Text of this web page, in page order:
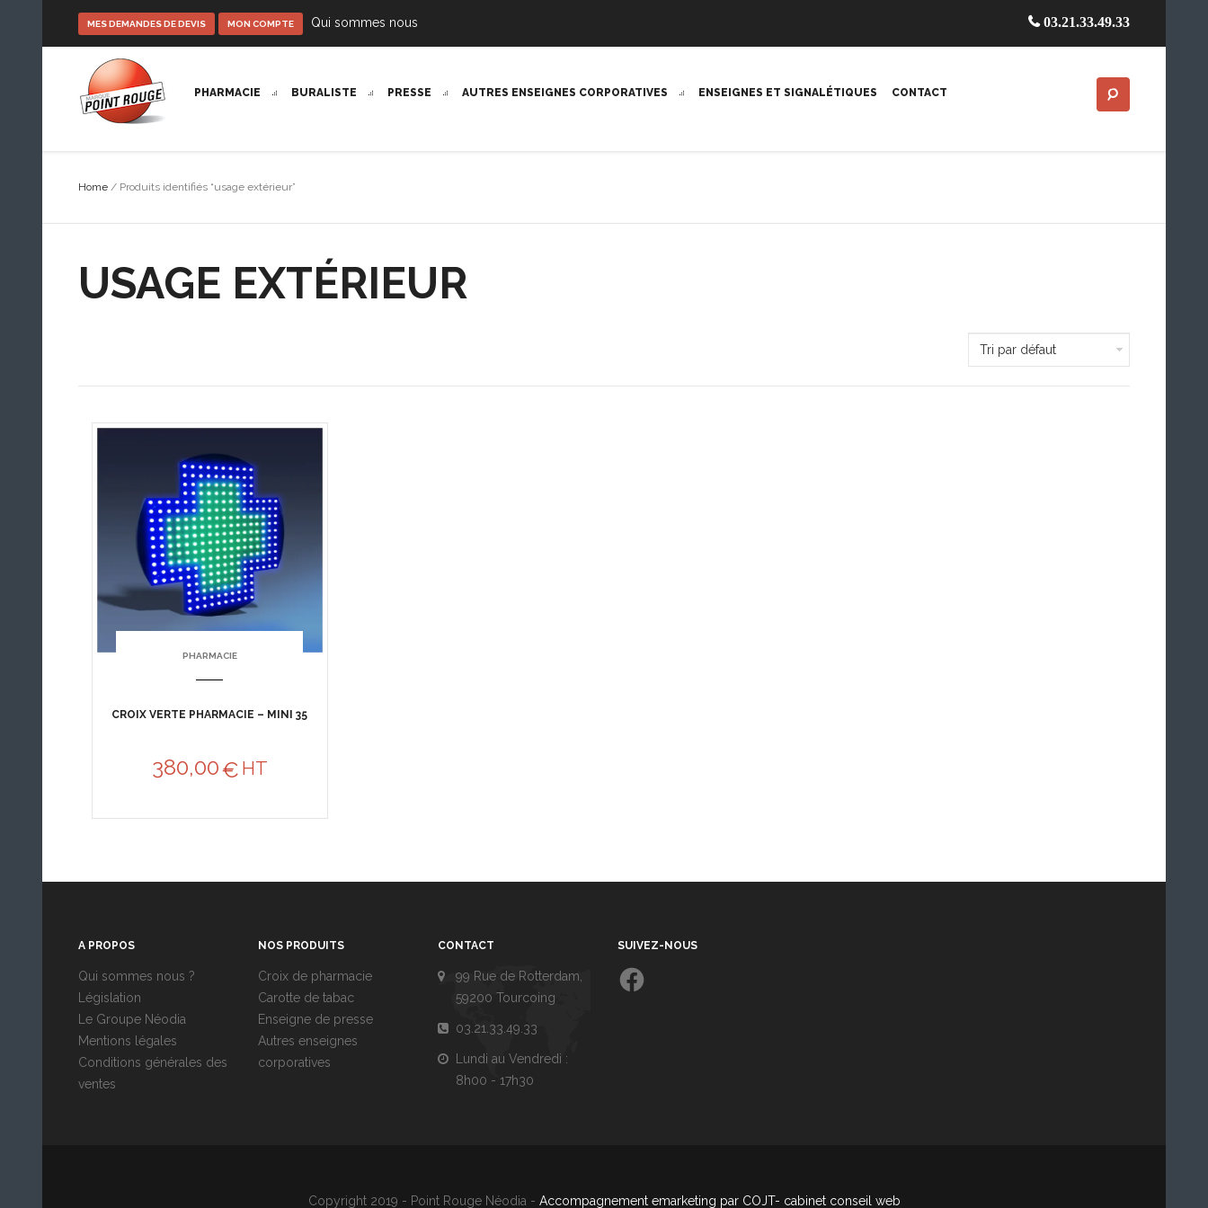
MES DEMANDES DE DEVIS MON COMPTE Qui sommes nous 03.21.33.49.33
PHARMACIE BURALISTE PRESSE AUTRES ENSEIGNES CORPORATIVES ENSEIGNES ET SIGNALÉTIQUES CONTACT
Home / Produits identifiés “usage extérieur”
USAGE EXTÉRIEUR
PHARMACIE
CROIX VERTE PHARMACIE – MINI 35
380,00€ HT
A PROPOS
Qui sommes nous ?
Législation
Le Groupe Néodia
Mentions légales
Conditions générales des
ventes
NOS PRODUITS
Croix de pharmacie
Carotte de tabac
Enseigne de presse
Autres enseignes
corporatives
CONTACT
99 Rue de Rotterdam,
59200 Tourcoing
03.21.33.49.33
Lundi au Vendredi :
8h00 - 17h30
SUIVEZ-NOUS
Facebook
Copyright 2019 - Point Rouge Néodia - Accompagnement emarketing par COJT- cabinet conseil web